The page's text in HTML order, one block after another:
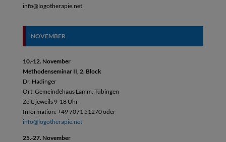
info@logotherapie.net
NOVEMBER
10.-12. November
Methodenseminar II, 2. Block
Dr. Hadinger
Ort: Gemeindehaus Lamm, Tübingen
Zeit: jeweils 9-18 Uhr
Information: +49 7071 51270 oder
info@logotherapie.net
25.-27. November